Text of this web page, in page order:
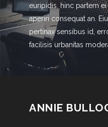
euripidis, hinc partem
aperiri consequat an.
pertinax sensibus id,
facilisis urbanitas
ANNIE